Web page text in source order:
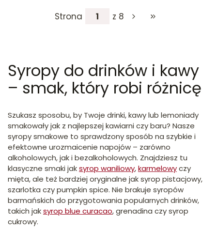
Strona z 8 Przejdź do ostatniej
Syropy do drinków i kawy
– smak, który robi różnicę
Szukasz sposobu, by Twoje drinki, kawy lub lemoniady
smakowały jak z najlepszej kawiarni czy baru? Nasze
syropy smakowe to sprawdzony sposób na szybkie i
efektowne urozmaicenie napojów – zarówno
alkoholowych, jak i bezalkoholowych. Znajdziesz tu
klasyczne smaki jaksyrop waniliowy,karmelowyczy
mięta, ale też bardziej oryginalne jak syrop pistacjowy,
szarlotka czy pumpkin spice. Nie brakuje syropów
barmańskich do przygotowania popularnych drinków,
takich jaksyrop blue curacao, grenadina czy syrop
cukrowy.